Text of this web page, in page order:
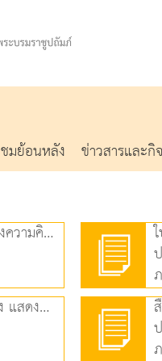
ชมย้อนหลัง ข่าวสารและกิ
สื่อประกอบการสอน เรื่อง แสดงความคิดเห็นจากเรื่องที่อ่าน (4.33 MB)
ใบความรู้ประกอบการสอน เรื่อง แสดงความคิดเห็นจากเรื่องที่อ่าน (90.55 KB)